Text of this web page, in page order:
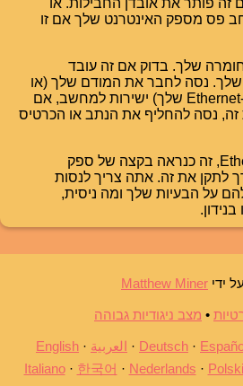
פותר את אובדן החבילות. או
פס מספק האינטרנט שלך אם זו
שלך. בדוק אם זה עובד
נסה לחבר את המודם שלך (או
היכן שממנו מגיע חיבור ה-Ethernet שלך) ישירות למחשב, אם
נסה להחליף את הנתב או הכרטיס
אם זה לא עובד דרך Ethernet, זה כנראה בקצה של ספק
לתקן את זה. אתה צריך לנסות
על הבעיות שלך ומה ניסית,
ידי Matthew Miner
• מצב ניגודיות גבוהה
English العربية Deutsch
Italiano
한국어 Nederlands Polski